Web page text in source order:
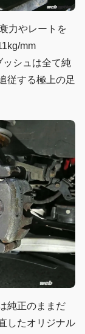
力やレートを
mm
ッシュは全て純
従する極上の足
純正のままだ
したオリジナル